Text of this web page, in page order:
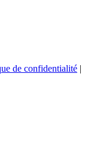
de confidentialité |